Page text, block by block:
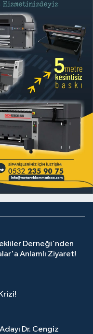
Derneği'nden
Anlamlı Ziyaret!
Dr. Cengiz